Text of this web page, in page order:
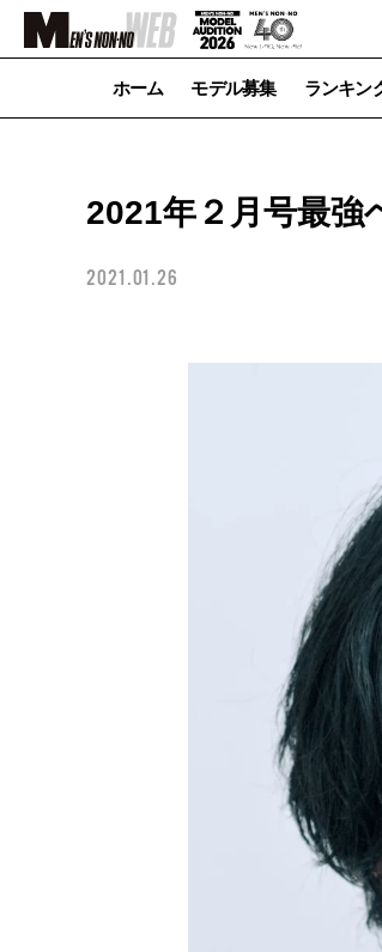
ホーム モデル募集 ランキン
2021年２月号最強
2021.01.26